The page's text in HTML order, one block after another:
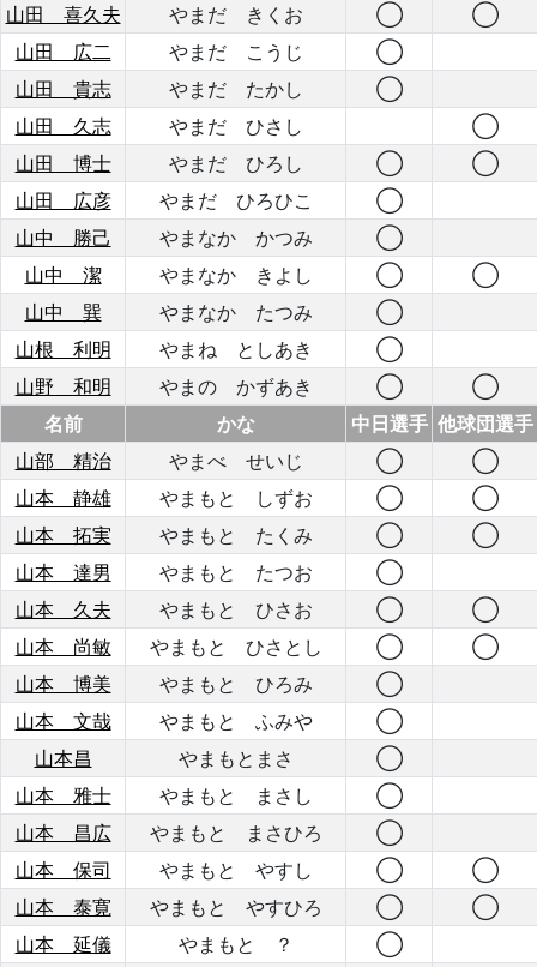
山田 喜久夫
やまだ きくお ◯
◯
山田 広二
やまだ こうじ
◯
山田 貴志
やまだ たかし
◯
山田 久志
やまだ ひさし
◯
山田 博士
やまだ ひろし ◯
◯
山田 広彦
やまだ ひろひこ
◯
山中 勝己
やまなか かつみ
◯
山中 潔
やまなか きよし ◯
◯
山中 巽
やまなか たつみ
◯
山根 利明
やまね としあき
◯
山野 和明
やまの かずあき ◯
◯
名前
かな 中日選手 他球団選手
山部 精治
やまべ せいじ ◯
◯
山本 静雄
やまもと しずお ◯
◯
山本 拓実
やまもと たくみ ◯
◯
山本 達男
やまもと たつお
◯
山本 久夫
やまもと ひさお ◯
◯
山本 尚敏
やまもと ひさとし ◯
◯
山本 博美
やまもと ひろみ
◯
山本 文哉
やまもと ふみや
◯
山本昌
やまもとまさ
◯
山本 雅士
やまもと まさし
◯
山本 昌広
やまもと まさひろ
◯
山本 保司
やまもと やすし ◯
◯
山本 泰寛
やまもと やすひろ ◯
◯
山本 延儀
やまもと ？
◯